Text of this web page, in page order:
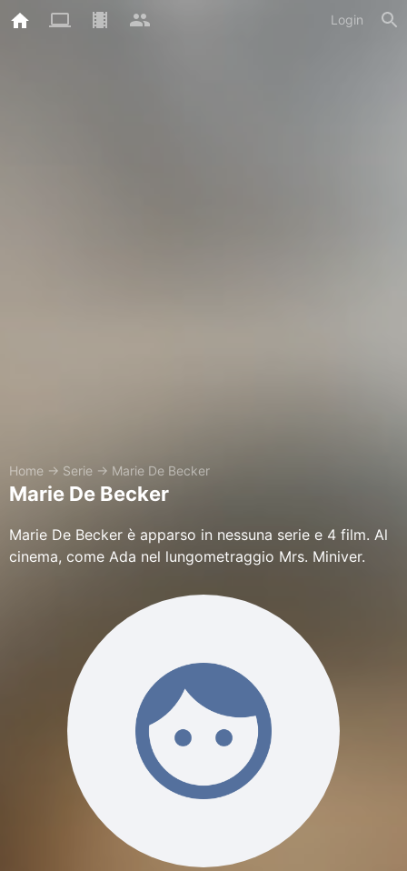
Login
Home → Serie → Marie De Becker
Marie De Becker
Marie De Becker è apparso in nessuna serie e 4 film. Al
cinema, come Ada nel lungometraggio Mrs. Miniver.